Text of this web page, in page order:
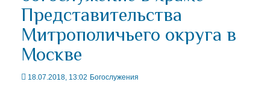
Представительства
Митрополичьего округа в
Москве
18.07.2018, 13:02 Богослужения